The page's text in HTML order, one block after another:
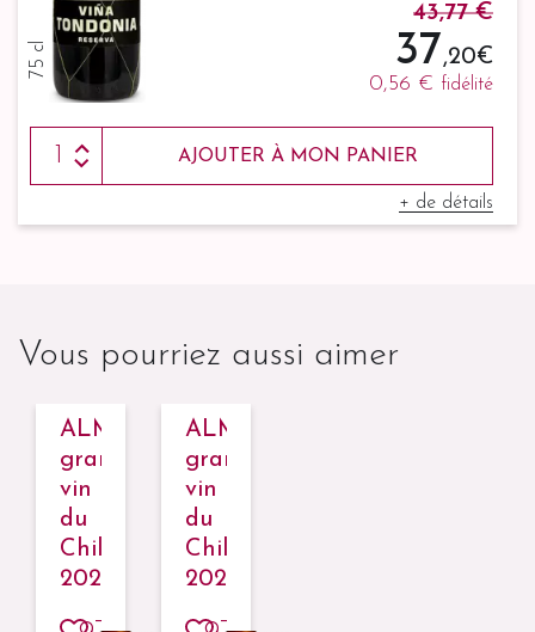
75 cl
43,77 €
37,20 €
0,56 € fidélité
AJOUTER À MON PANIER
+ de détails
Vous pourriez aussi aimer
ALMAVIVA,
grand
vin
du
Chili
2021
ALMAVIVA,
grand
vin
du
Chili
2021